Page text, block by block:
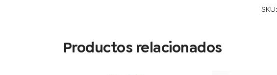
SKU:
Productos relacionados